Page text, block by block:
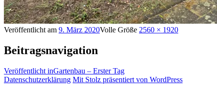
Veröffentlicht am 9. März 2020Volle Größe 2560 × 1920
Beitragsnavigation
Veröffentlicht inGartenbau – Erster Tag
Datenschutzerklärung Mit Stolz präsentiert von WordPress